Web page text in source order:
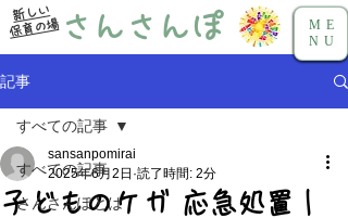
新しい
保育の場 さんさんぽ
ME
NU
記事
すべての記事
さんさんぽとは
すべての記事
子どものケガ 応急処置｜
sansanpomirai
2025年6月2日 読了時間: 2分